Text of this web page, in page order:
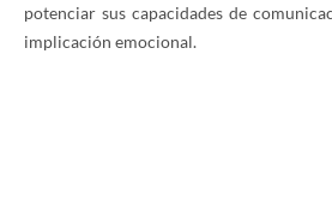
potenciar sus capacidades de
implicación emocional.